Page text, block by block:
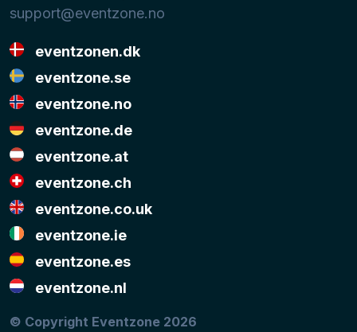
support@eventzone.no
eventzonen.dk
eventzone.se
eventzone.no
eventzone.de
eventzone.at
eventzone.ch
eventzone.co.uk
eventzone.ie
eventzone.es
eventzone.nl
© Copyright Eventzone 2026